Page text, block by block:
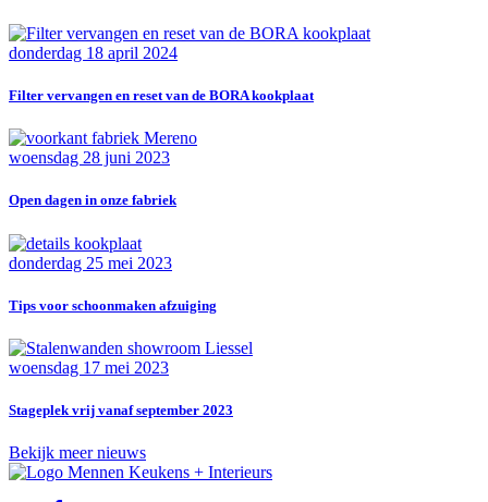
donderdag 18 april 2024
Filter vervangen en reset van de BORA kookplaat
woensdag 28 juni 2023
Open dagen in onze fabriek
donderdag 25 mei 2023
Tips voor schoonmaken afzuiging
woensdag 17 mei 2023
Stageplek vrij vanaf september 2023
Bekijk meer nieuws